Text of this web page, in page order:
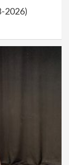
2026)